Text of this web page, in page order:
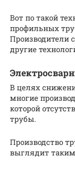
Вот по такой
профильных
Производители
другие
В целях
многие
которой
трубы.
Производство
выглядит